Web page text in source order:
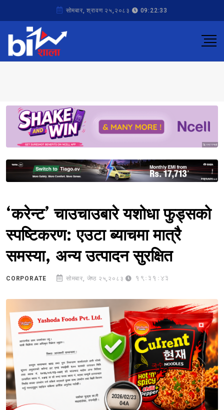
सोमबार, श्रावण २५,२०८३ 09:22:33
Sponsored
Sponsored
‘करेन्ट’ चाउचाउबारे यशोधा फुड्सको
स्पष्टिकरण: एउटा ब्याचमा मात्रै
समस्या, अन्य उत्पादन सुरक्षित
CORPORATE सोमबार, जेष्ठ २५,२०८३ 19:31:43